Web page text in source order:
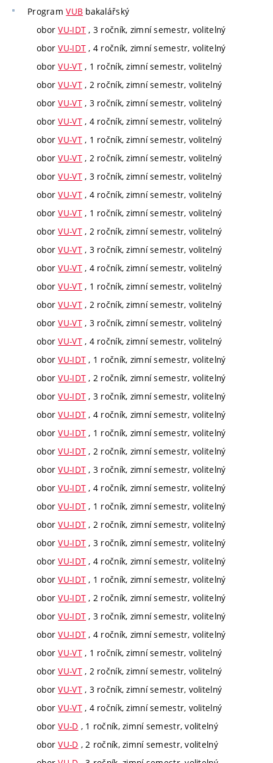
ProgramVUB bakalářský
oborVU-IDT , 3 ročník, zimní semestr, volitelný
oborVU-IDT , 4 ročník, zimní semestr, volitelný
oborVU-VT, 1 ročník, zimní semestr, volitelný
oborVU-VT, 2 ročník, zimní semestr, volitelný
oborVU-VT, 3 ročník, zimní semestr, volitelný
oborVU-VT, 4 ročník, zimní semestr, volitelný
oborVU-VT, 1 ročník, zimní semestr, volitelný
oborVU-VT, 2 ročník, zimní semestr, volitelný
oborVU-VT, 3 ročník, zimní semestr, volitelný
oborVU-VT, 4 ročník, zimní semestr, volitelný
oborVU-VT, 1 ročník, zimní semestr, volitelný
oborVU-VT, 2 ročník, zimní semestr, volitelný
oborVU-VT, 3 ročník, zimní semestr, volitelný
oborVU-VT, 4 ročník, zimní semestr, volitelný
oborVU-VT, 1 ročník, zimní semestr, volitelný
oborVU-VT, 2 ročník, zimní semestr, volitelný
oborVU-VT, 3 ročník, zimní semestr, volitelný
oborVU-VT, 4 ročník, zimní semestr, volitelný
oborVU-IDT , 1 ročník, zimní semestr, volitelný
oborVU-IDT , 2 ročník, zimní semestr, volitelný
oborVU-IDT , 3 ročník, zimní semestr, volitelný
oborVU-IDT , 4 ročník, zimní semestr, volitelný
oborVU-IDT , 1 ročník, zimní semestr, volitelný
oborVU-IDT , 2 ročník, zimní semestr, volitelný
oborVU-IDT , 3 ročník, zimní semestr, volitelný
oborVU-IDT , 4 ročník, zimní semestr, volitelný
oborVU-IDT , 1 ročník, zimní semestr, volitelný
oborVU-IDT , 2 ročník, zimní semestr, volitelný
oborVU-IDT , 3 ročník, zimní semestr, volitelný
oborVU-IDT , 4 ročník, zimní semestr, volitelný
oborVU-IDT , 1 ročník, zimní semestr, volitelný
oborVU-IDT , 2 ročník, zimní semestr, volitelný
oborVU-IDT , 3 ročník, zimní semestr, volitelný
oborVU-IDT , 4 ročník, zimní semestr, volitelný
oborVU-VT, 1 ročník, zimní semestr, volitelný
oborVU-VT, 2 ročník, zimní semestr, volitelný
oborVU-VT, 3 ročník, zimní semestr, volitelný
oborVU-VT, 4 ročník, zimní semestr, volitelný
oborVU-D , 1 ročník, zimní semestr, volitelný
oborVU-D , 2 ročník, zimní semestr, volitelný